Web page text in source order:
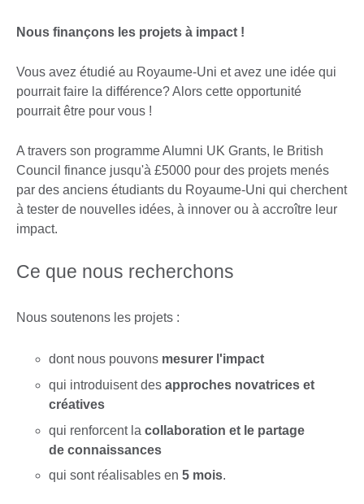
Nous finançons les projets à impact !
Vous avez étudié au Royaume-Uni et avez une idée qui
pourrait faire la différence? Alors cette opportunité
pourrait être pour vous !
A travers son programme Alumni UK Grants, le British
Council finance jusqu'à £5000 pour des projets menés
par des anciens étudiants du Royaume-Uni qui cherchent
à tester de nouvelles idées, à innover ou à accroître leur
impact.
Ce que nous recherchons
Nous soutenons les projets :
dont nous pouvons mesurer l'impact
qui introduisent des approches novatrices et
créatives
qui renforcent la collaboration et le partage
de connaissances
qui sont réalisables en 5 mois.